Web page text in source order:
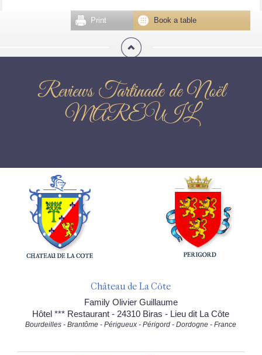
Book a table
Print
Reviews Tartinade de Noël
MAREUIL
Château de La Côte
Family Olivier Guillaume
Hôtel *** Restaurant - 24310 Biras - Lieu dit La Côte
Bourdeilles - Brantôme - Périgueux - Périgord - Dordogne - France